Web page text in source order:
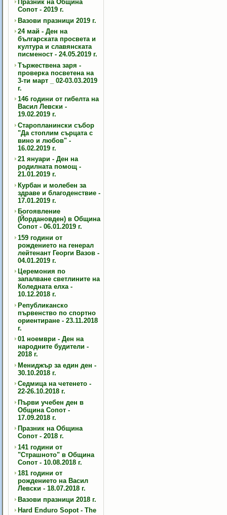
Празник на Община
Сопот - 2019 г.
Вазови празници 2019 г.
24 май - Ден на
българската просвета и
култура и славянската
писменост - 24.05.2019 г.
Тържествена заря -
проверка посветена на
3-ти март _ 02-03.03.2019
г.
146 години от гибелта на
Васил Левски -
19.02.2019 г.
Старопланински събор
"Да стоплим сърцата с
вино и любов" -
16.02.2019 г.
21 януари - Ден на
родилната помощ -
21.01.2019 г.
Курбан и молебен за
здраве и благоденствие -
17.01.2019 г.
Богоявление
(Йордановден) в Община
Сопот - 06.01.2019 г.
159 години от
рождението на генерал
лейтенант Георги Вазов -
04.01.2019 г.
Церемония по
запалване светлините на
Коледната елха -
10.12.2018 г.
Републиканско
първенство по спортно
ориентиране - 23.11.2018
г.
01 ноември - Ден на
народните будители -
2018 г.
Мениджър за един ден -
30.10.2018 г.
Седмица на четенето -
22-26.10.2018 г.
Първи учебен ден в
Община Сопот -
17.09.2018 г.
Празник на Община
Сопот - 2018 г.
141 години от
"Страшното" в Община
Сопот - 10.08.2018 г.
181 години от
рождението на Васил
Левски - 18.07.2018 г.
Вазови празници 2018 г.
Hard Enduro Sopot - The